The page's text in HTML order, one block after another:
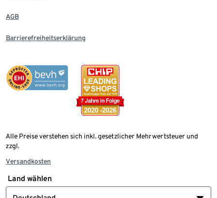
AGB
Barrierefreiheitserklärung
Alle Preise verstehen sich inkl. gesetzlicher Mehrwertsteuer und
zzgl.
Versandkosten
Land wählen